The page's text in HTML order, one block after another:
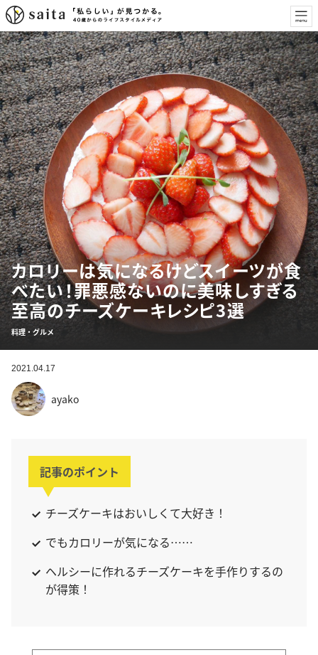
カロリーは気になるけどスイーツが食
べたい！罪悪感ないのに美味しすぎる
至高のチーズケーキレシピ3選
料理・グルメ
2021.04.17
ayako
記事のポイント
チーズケーキはおいしくて大好き！
でもカロリーが気になる……
ヘルシーに作れるチーズケーキを手作りするの
が得策！